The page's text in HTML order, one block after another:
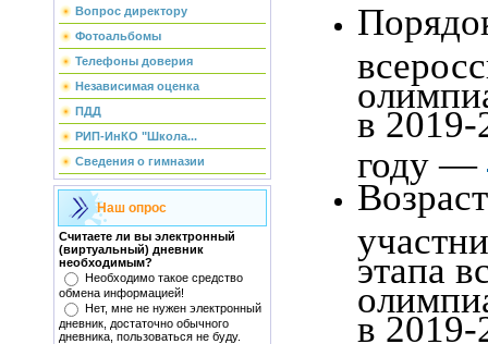
Вопрос директору
Фотоальбомы
Телефоны доверия
Независимая оценка
ПДД
РИП-ИнКО "Школа...
Сведения о гимназии
Наш опрос
Считаете ли вы электронный
(виртуальный) дневник
необходимым?
Необходимо такое средство
обмена информацией!
Нет, мне не нужен электронный
дневник, достаточно обычного
дневника, пользоваться не буду.
в 2019-
году —
этапа
в 2019-